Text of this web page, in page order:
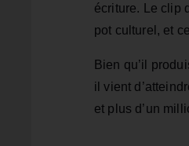
écriture. Le clip
pot culturel, et
Bien qu’il
il vient
et plus d’un